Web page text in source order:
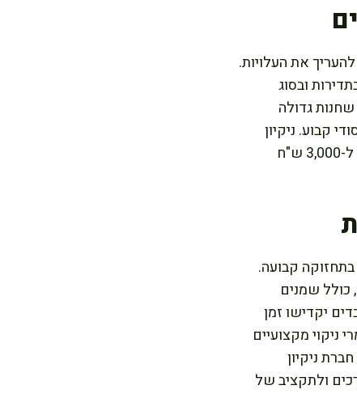
את העלויות.
ש"ח לחודש, תלוי בתדירות ובסוג
ל-4,500 ש"ח לחודש, בעוד שחנות גדולה
יסודי קבוע. ניקיון
חד-פעמי לחנות, למשל לפני אירוע מכירות גדול או לאחר שיפוץ, יכול לעלות בין 1,000 ל-3,000 ש"ח
בתחזוקה קבועה.
כולל שמנים
יקדישו זמן
ניקוי מקצועיים
ניקיון
ולתקציב של